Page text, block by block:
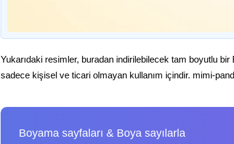
Yukarıdaki resimler, buradan indirilebilecek tam boyutlu
sadece kişisel ve ticari olmayan kullanım içindir. mimi-
Boyama sayfaları & Boya sayılarla